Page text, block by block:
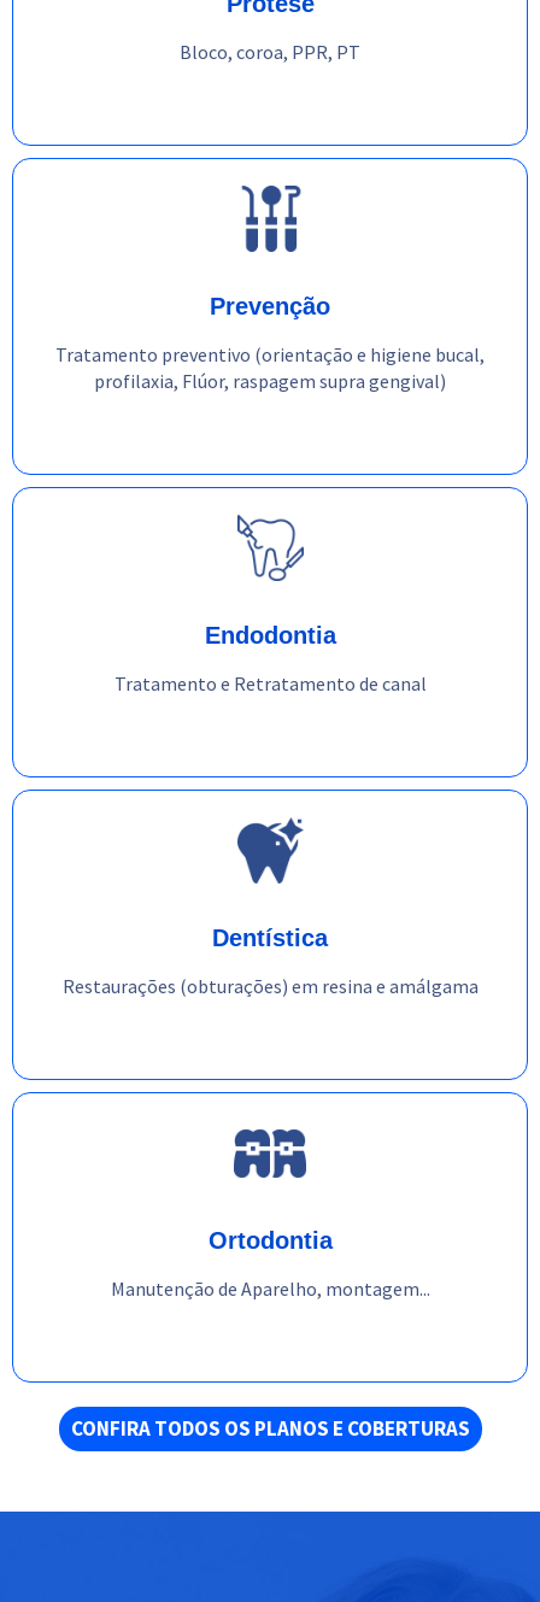
Bloco, coroa, PPR, PT
Prevenção
Tratamento preventivo (orientação e higiene bucal,
profilaxia, Flúor, raspagem supra gengival)
Endodontia
Tratamento e Retratamento de canal
Dentística
Restaurações (obturações) em resina e amálgama
Ortodontia
Manutenção de Aparelho, montagem...
CONFIRA TODOS OS PLANOS E COBERTURAS